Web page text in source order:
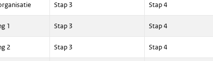
Stap 3 Stap 4
1 Stap 3 Stap 4
2 Stap 3 Stap 4